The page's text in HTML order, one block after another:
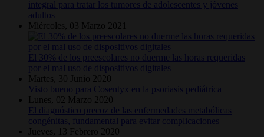
integral para tratar los tumores de adolescentes y jóvenes
adultos
Miércoles, 03 Marzo 2021
El 30% de los preescolares no duerme las horas requeridas
por el mal uso de dispositivos digitales
Martes, 30 Junio 2020
Visto bueno para Cosentyx en la psoriasis pediátrica
Lunes, 02 Marzo 2020
El diagnóstico precoz de las enfermedades metabólicas
congénitas, fundamental para evitar complicaciones
Jueves, 13 Febrero 2020